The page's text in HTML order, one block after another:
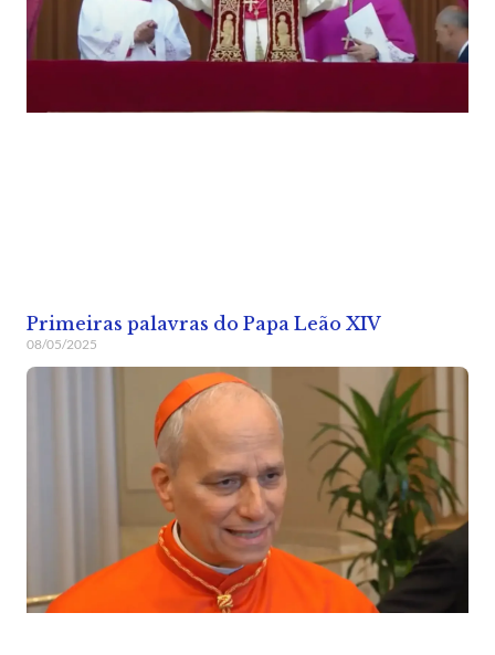
Primeiras palavras do Papa Leão XIV
08/05/2025